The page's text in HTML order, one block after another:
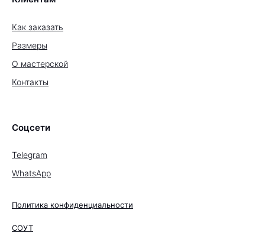
Как заказать
Размеры
О мастерской
Контакты
Соцсети
Telegram
WhatsApp
Политика конфиденциальности
СОУТ